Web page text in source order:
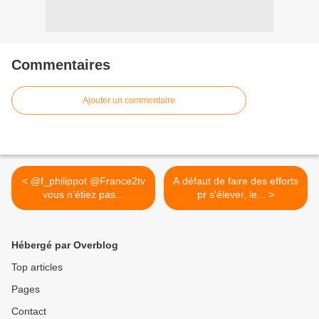
Commentaires
Ajouter un commentaire
< @f_philippot @France2tv
vous n’étiez pas...
A défaut de faire des efforts
pr s'élever, le... >
Hébergé par Overblog
Top articles
Pages
Contact